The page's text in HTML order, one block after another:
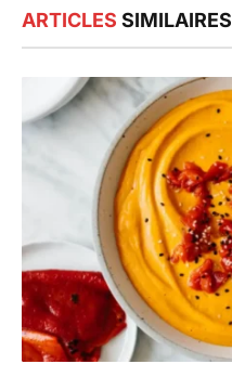
ARTICLES SIMILAIRES